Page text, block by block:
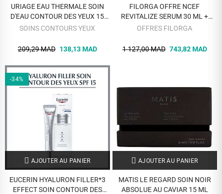
URIAGE EAU THERMALE SOIN
D'EAU CONTOUR DES YEUX 15
ML
SOINS CONTOURS YEUX
209,29 MAD 138,13 MAD
FILORGA OFFRE NCEF
REVITALIZE SERUM 30 ML +
OPTIM EYES FORMAT VOYAGE ET
OFFRES FILORGA
1 127,00 MAD 743,82 MAD
-34%
AJOUTER AU PANIER
EUCERIN HYALURON FILLER*3
EFFECT SOIN CONTOUR DES
AJOUTER AU PANIER
MATIS LE REGARD SOIN NOIR
ABSOLUE AU CAVIAR 15 ML